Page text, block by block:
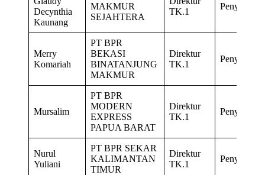
Decynthia
Kaunang
MAKMUR
SEJAHTERA
TK.1
Penyegaran
Merry
Komariah
PT BPR
BEKASI
BINATANJUNG
MAKMUR
Direktur
TK.1
Penyegaran
Mursalim
PT BPR
MODERN
EXPRESS
PAPUA BARAT
Direktur
TK.1
Penyegaran
Nurul
Yuliani
PT BPR SEKAR
KALIMANTAN
TIMUR
Direktur
TK.1
Penyegaran